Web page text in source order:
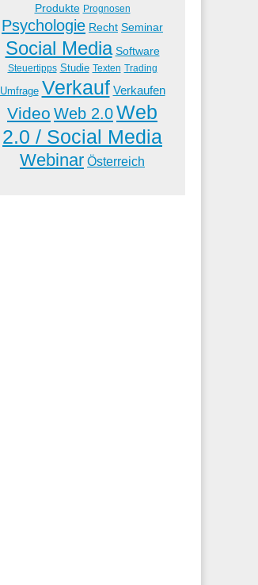
Produkte Prognosen
Psychologie Recht Seminar
Social Media Software
Steuertipps Studie Texten Trading
Umfrage Verkauf Verkaufen
Video Web 2.0Web
2.0 / Social Media
Webinar Österreich